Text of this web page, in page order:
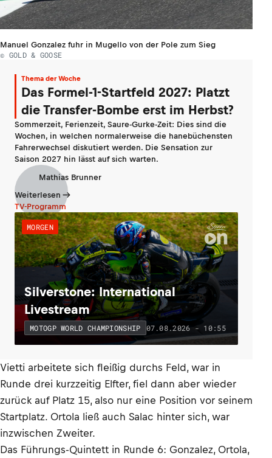
Manuel Gonzalez fuhr in Mugello von der Pole zum Sieg
© GOLD & GOOSE
Thema der Woche
Das Formel-1-Startfeld 2027: Platzt
die Transfer-Bombe erst im Herbst?
Sommerzeit, Ferienzeit, Saure-Gurke-Zeit: Dies sind die
Wochen, in welchen normalerweise die hanebüchensten
Fahrerwechsel diskutiert werden. Die Sensation zur
Saison 2027 hin lässt auf sich warten.
Mathias Brunner
Weiterlesen
TV-Programm
MORGEN
Silverstone: International
Livestream
MOTOGP WORLD CHAMPIONSHIP 07.08.2026 - 10:55
Vietti arbeitete sich fleißig durchs Feld, war in
Runde drei kurzzeitig Elfter, fiel dann aber wieder
zurück auf Platz 15, also nur eine Position vor seinem
Startplatz. Ortola ließ auch Salac hinter sich, war
inzwischen Zweiter.
Das Führungs-Quintett in Runde 6: Gonzalez, Ortola,